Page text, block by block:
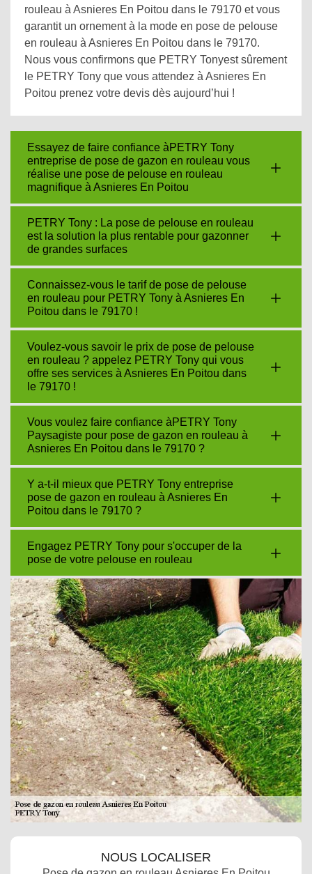
rouleau à Asnieres En Poitou dans le 79170 et vous
garantit un ornement à la mode en pose de pelouse
en rouleau à Asnieres En Poitou dans le 79170.
Nous vous confirmons que PETRY Tonyest sûrement
le PETRY Tony que vous attendez à Asnieres En
Poitou prenez votre devis dès aujourd’hui !
Essayez de faire confiance àPETRY Tony
entreprise de pose de gazon en rouleau vous
réalise une pose de pelouse en rouleau
magnifique à Asnieres En Poitou
PETRY Tony : La pose de pelouse en rouleau
est la solution la plus rentable pour gazonner
de grandes surfaces
Connaissez-vous le tarif de pose de pelouse
en rouleau pour PETRY Tony à Asnieres En
Poitou dans le 79170 !
Voulez-vous savoir le prix de pose de pelouse
en rouleau ? appelez PETRY Tony qui vous
offre ses services à Asnieres En Poitou dans
le 79170 !
Vous voulez faire confiance àPETRY Tony
Paysagiste pour pose de gazon en rouleau à
Asnieres En Poitou dans le 79170 ?
Y a-t-il mieux que PETRY Tony entreprise
pose de gazon en rouleau à Asnieres En
Poitou dans le 79170 ?
Engagez PETRY Tony pour s'occuper de la
pose de votre pelouse en rouleau
NOUS LOCALISER